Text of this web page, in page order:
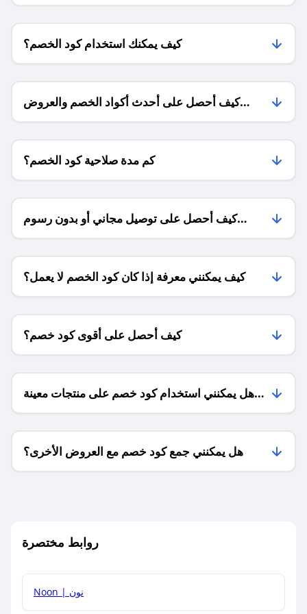
كيف يمكنك استخدام كود الخصم؟
كيف أحصل على أحدث أكواد الخصم والعروض
للمتاجر؟
كم مدة صلاحية كود الخصم؟
كيف أحصل على توصيل مجاني أو بدون رسوم
الشحن ؟
كيف يمكنني معرفة إذا كان كود الخصم لا يعمل؟
كيف أحصل على أقوى كود خصم؟
هل يمكنني استخدام كود خصم على منتجات معينة
فقط؟
هل يمكنني جمع كود خصم مع العروض الأخرى؟
روابط مختصرة
Noon | نون